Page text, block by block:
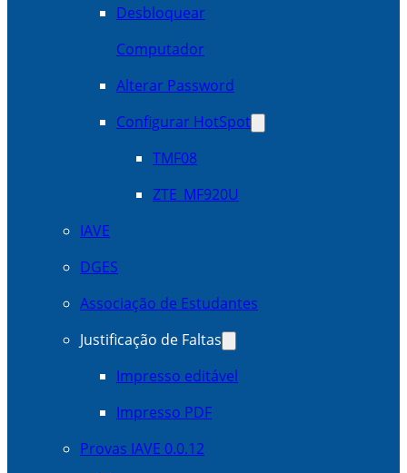
Desbloquear
Computador
Alterar Password
Configurar HotSpot
TMF08
ZTE_MF920U
IAVE
DGES
Associação de Estudantes
Justificação de Faltas
Impresso editável
Impresso PDF
Provas IAVE 0.0.12